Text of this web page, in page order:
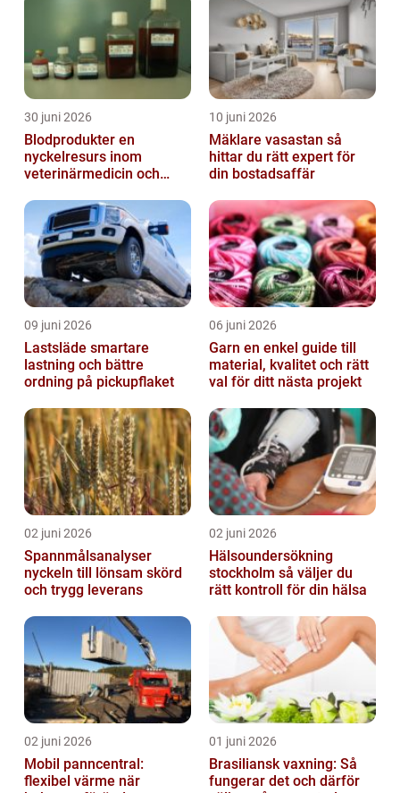
30 juni 2026
Blodprodukter en
nyckelresurs inom
veterinärmedicin och
10 juni 2026
Mäklare vasastan så
hittar du rätt expert för
din bostadsaffär
09 juni 2026
Lastsläde smartare
lastning och bättre
ordning på pickupflaket
06 juni 2026
Garn en enkel guide till
material, kvalitet och rätt
val för ditt nästa projekt
02 juni 2026
Spannmålsanalyser
nyckeln till lönsam skörd
och trygg leverans
02 juni 2026
Hälsoundersökning
stockholm så väljer du
rätt kontroll för din hälsa
02 juni 2026
Mobil panncentral:
flexibel värme när
01 juni 2026
Brasiliansk vaxning: Så
fungerar det och därför